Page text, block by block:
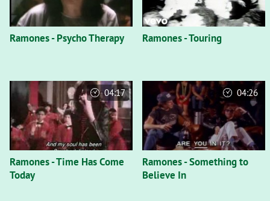
Ramones - Psycho Therapy Ramones - Touring
Ramones - Time Has Come
Today
04:17
Ramones - Something to
Believe In
04:26